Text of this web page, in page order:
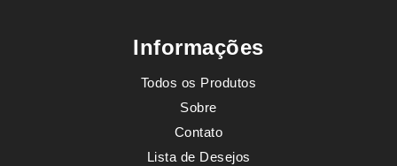
Informações
Todos os Produtos
Sobre
Contato
Lista de Desejos